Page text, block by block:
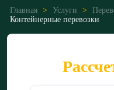
Главная > Услуги >
Контейнерные перевозки